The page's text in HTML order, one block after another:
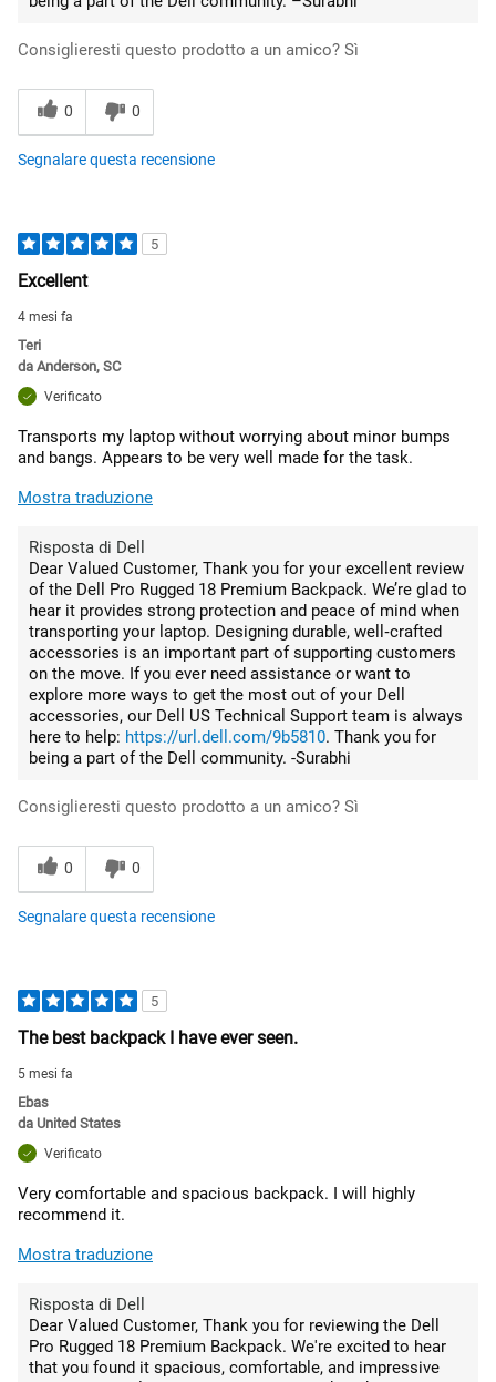
Consiglieresti questo prodotto a un amico? Sì
0 0
Segnalare questa recensione
5
Excellent
4 mesi fa
Teri
da Anderson, SC
Verificato
Transports my laptop without worrying about minor bumps
and bangs. Appears to be very well made for the task.
Mostra traduzione
Risposta di Dell
Dear Valued Customer, Thank you for your excellent review
of the Dell Pro Rugged 18 Premium Backpack. We’re glad to
hear it provides strong protection and peace of mind when
transporting your laptop. Designing durable, well‑crafted
accessories is an important part of supporting customers
on the move. If you ever need assistance or want to
explore more ways to get the most out of your Dell
accessories, our Dell US Technical Support team is always
here to help: https://url.dell.com/9b5810. Thank you for
being a part of the Dell community. -Surabhi
Consiglieresti questo prodotto a un amico? Sì
0 0
Segnalare questa recensione
5
The best backpack I have ever seen.
5 mesi fa
Ebas
da United States
Verificato
Very comfortable and spacious backpack. I will highly
recommend it.
Mostra traduzione
Risposta di Dell
Dear Valued Customer, Thank you for reviewing the Dell
Pro Rugged 18 Premium Backpack. We're excited to hear
that you found it spacious, comfortable, and impressive